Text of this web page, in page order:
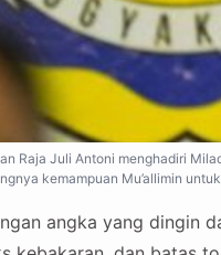
Raja Juli Antoni menghadiri
kemampuan Mu’allimin
angka yang dingin